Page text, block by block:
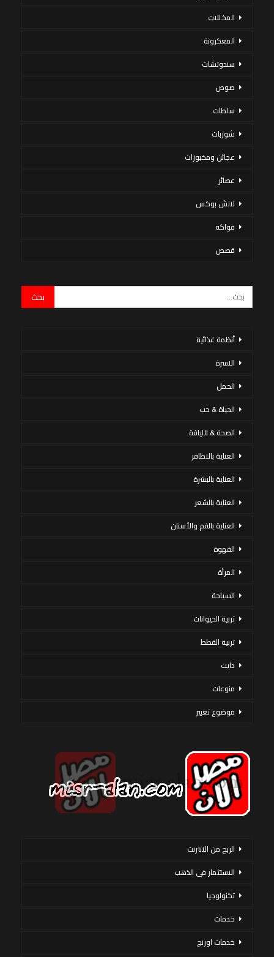
المخللات
المعكرونة
سندوتشات
صوص
سلطات
شوربات
عجائن ومخبوزات
عصائر
لانش بوكس
فواكه
قصص
أنظمة غذائية
الاسرة
الحمل
الحياة & حب
الصحة & اللياقة
العناية بالاظافر
العناية بالبشرة
العناية بالشعر
العناية بالفم والأسنان
القهوة
المرأة
السياحة
تربية الحيوانات
تربية القطط
دايت
منوعات
موضوع تعبير
الربح من الانترنت
الاستثمار فى الذهب
تكنولوجيا
خدمات
خدمات اورنج